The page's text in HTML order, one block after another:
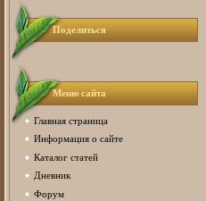
Поделиться
Меню сайта
Главная страница
Информация о сайте
Каталог статей
Дневник
Форум